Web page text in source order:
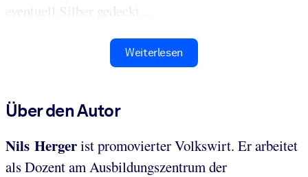
eventuell Silber gedeckt ...
Weiterlesen
Über den Autor
Nils Hergerist promovierter Volkswirt. Er arbeitet
als Dozent am Ausbildungszentrum der